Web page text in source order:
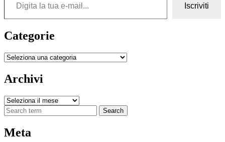
Iscriviti
Categorie
Categorie
Archivi
Archivi
Search
Meta